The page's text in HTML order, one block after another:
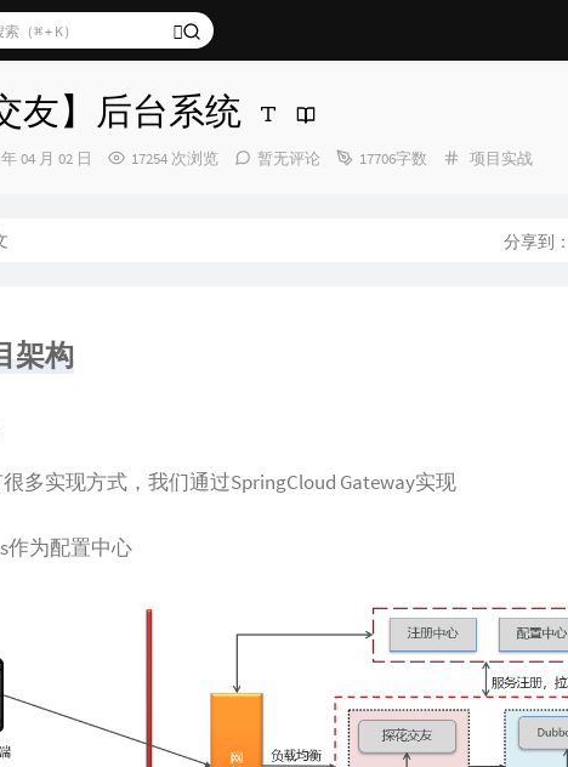
友】后台系统
04 月 02 日 17254 次浏览 暂无评论 17706字数
分
项目实战
分享到
架构
多实现方式，我们通过SpringCloud Gateway实现
作为配置中心